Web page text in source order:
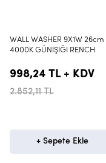
Rench 6x1W Ledli 17cm Wall
Washer Kırmızı Duvar
798,59 TL + KDV
2.281,69 TL
Stokta Yok